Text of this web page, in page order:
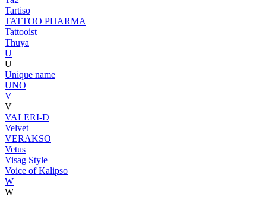
Tartiso
TATTOO PHARMA
Tattooist
Thuya
U
U
Unique name
UNO
V
V
VALERI-D
Velvet
VERAKSO
Vetus
Visag Style
Voice of Kalipso
W
W